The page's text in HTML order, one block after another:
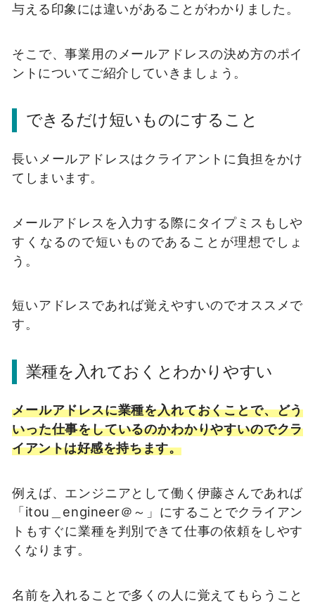
与える印象には違いがあることがわかりました。
そこで、事業用のメールアドレスの決め方のポイ
ントについてご紹介していきましょう。
できるだけ短いものにすること
長いメールアドレスはクライアントに負担をかけ
てしまいます。
メールアドレスを入力する際にタイプミスもしや
すくなるので短いものであることが理想でしょ
う。
短いアドレスであれば覚えやすいのでオススメで
す。
業種を入れておくとわかりやすい
メールアドレスに業種を入れておくことで、どう
いった仕事をしているのかわかりやすいのでクラ
イアントは好感を持ちます。
例えば、エンジニアとして働く伊藤さんであれば
「itou＿engineer＠～」にすることでクライアン
トもすぐに業種を判別できて仕事の依頼をしやす
くなります。
名前を入れることで多くの人に覚えてもらうこと